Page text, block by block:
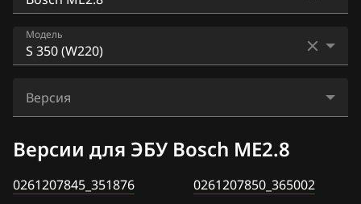
Alfa Romeo
ATLAS
BAIC
Bosch EDC16CP36
Bosch EDC17C66
Bosch EDC17CP10
Bosch EDC17CP57
Bosch MD1CP001
Модель
C 219, CLS 500
CL 500 (W215)
CLK 320 (W209)
Версия
0261207850_365002
Версии для ЭБУ Bosch ME2.8
0261207845_351876 0261207850_365002